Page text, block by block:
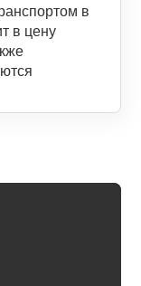
в
в цену